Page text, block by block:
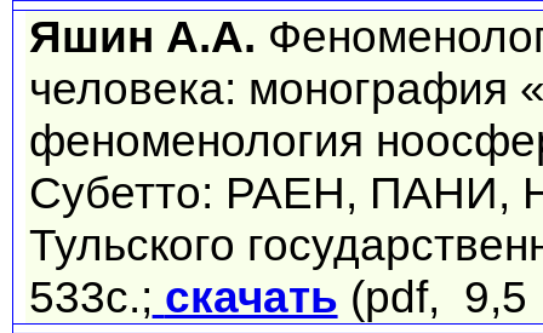
Яшин А.А.
человека: монография
феноменология
Субетто: РАЕН, ПАНИ,
Тульского
533с.; скачать (pdf,